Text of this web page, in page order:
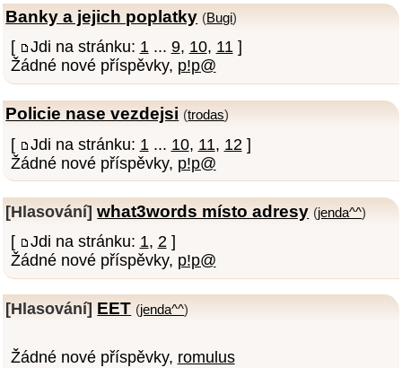
Banky a jejich poplatky (Bugi)
[ Jdi na stránku: 1... 9, 10, 11]
Žádné nové příspěvky, p!p@
Policie nase vezdejsi (trodas)
[ Jdi na stránku: 1 ... 10, 11, 12 ]
Žádné nové příspěvky, p!p@
[Hlasování] what3words místo adresy (jenda^^)
[ Jdi na stránku: 1, 2 ]
Žádné nové příspěvky, p!p@
[Hlasování] EET (jenda^^)
Žádné nové příspěvky, romulus